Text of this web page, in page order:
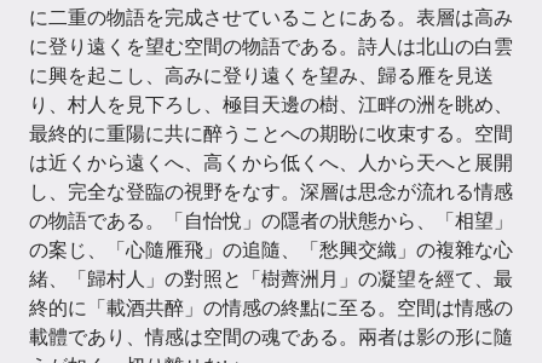
に二重の物語を完成させていることにある。表層は高み
に登り遠くを望む空間の物語である。詩人は北山の白雲
に興を起こし、高みに登り遠くを望み、歸る雁を見送
り、村人を見下ろし、極目天邊の樹、江畔の洲を眺め、
最終的に重陽に共に醉うことへの期盼に收束する。空間
は近くから遠くへ、高くから低くへ、人から天へと展開
し、完全な登臨の視野をなす。深層は思念が流れる情感
の物語である。「自怡悅」の隱者の狀態から、「相望」
の案じ、「心隨雁飛」の追隨、「愁興交織」の複雜な心
緒、「歸村人」の對照と「樹薺洲月」の凝望を經て、最
終的に「載酒共醉」の情感の終點に至る。空間は情感の
載體であり、情感は空間の魂である。兩者は影の形に隨